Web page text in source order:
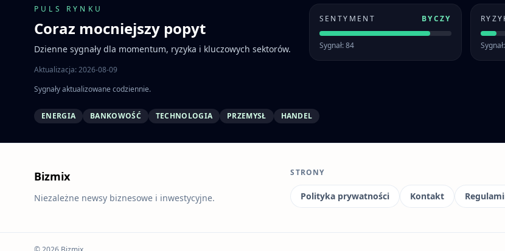
PULS RYNKU
Coraz mocniejszy popyt
Dzienne sygnały dla momentum, ryzyka i kluczowych sektorów.
Aktualizacja: 2026-08-09
Sygnały aktualizowane codziennie.
SENTYMENT BYCZY
Sygnał: 84
ENERGIA BANKOWOŚĆ TECHNOLOGIA PRZEMYSŁ HANDEL
Bizmix
Niezależne newsy biznesowe i inwestycyjne.
STRONY
Polityka prywatności Kontakt